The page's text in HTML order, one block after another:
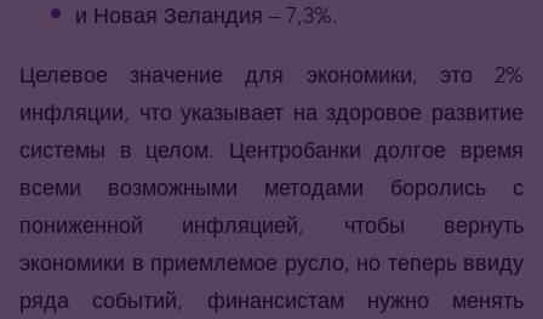
и Новая Зеландия – 7,3%.
Целевое значение для экономики, это 2%
инфляции, что указывает на здоровое развитие
системы в целом. Центробанки долгое время
всеми возможными методами боролись с
пониженной инфляцией, чтобы вернуть
экономики в приемлемое русло, но теперь ввиду
ряда событий, финансистам нужно менять